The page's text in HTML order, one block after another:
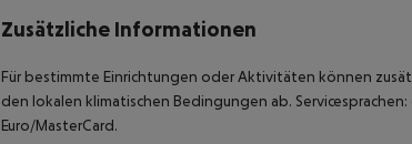
Zusätzliche Informationen
Für bestimmte Einrichtungen oder Aktivitäten können
den lokalen klimatischen Bedingungen ab.
Euro/MasterCard.